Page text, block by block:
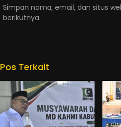
Simpan nama, email, dan situs
berikutnya.
Pos Terkait